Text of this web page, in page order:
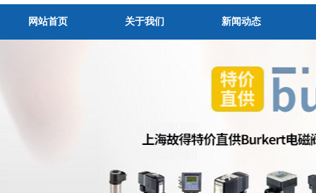
网站首页 关于我们 新闻动态